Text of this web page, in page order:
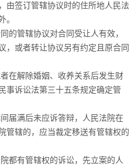
由签订管辖协议时的住所地人民法
。
的管辖协议对合同受让人有效，
，或者转让协议另有约定且原合同
在解除婚姻、收养关系后发生财
事诉讼法第三十五条规定确定管
届满后未应诉答辩，人民法院在
管辖的，应当裁定移送有管辖权的
都有管辖权的诉讼，先立案的人